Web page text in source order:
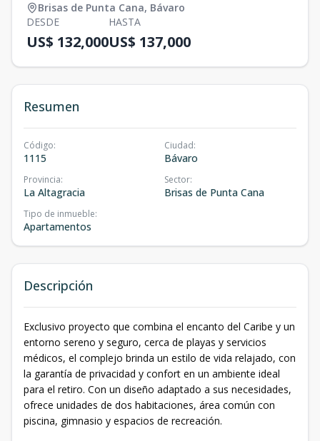
Brisas de Punta Cana, Bávaro
DESDE
US$ 132,000
HASTA
US$ 137,000
Resumen
Código:
1115
Ciudad:
Bávaro
Provincia:
La Altagracia
Sector:
Brisas de Punta Cana
Tipo de inmueble:
Apartamentos
Descripción
Exclusivo proyecto que combina el encanto del Caribe y un
entorno sereno y seguro, cerca de playas y servicios
médicos, el complejo brinda un estilo de vida relajado, con
la garantía de privacidad y confort en un ambiente ideal
para el retiro. Con un diseño adaptado a sus necesidades,
ofrece unidades de dos habitaciones, área común con
piscina, gimnasio y espacios de recreación.